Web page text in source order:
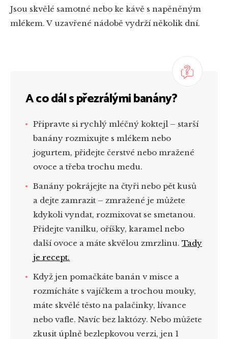
Jsou skvělé samotné nebo ke kávě s napěněným
mlékem. V uzavřené nádobě vydrží několik dní.
A co dál s přezrálými banány?
Připravte si rychlý mléčný koktejl – starší
banány rozmixujte s mlékem nebo
jogurtem, přidejte čerstvé nebo mražené
ovoce a třeba trochu medu.
Banány pokrájejte na čtyři nebo pět kusů
a dejte zamrazit – zmražené je můžete
kdykoli vyndat, rozmixovat se smetanou.
Přidejte vanilku, oříšky, karamel nebo
další ovoce a máte skvělou zmrzlinu. Tady
je recept.
Když jen pomačkáte banán v misce a
rozmícháte s vajíčkem a trochou mouky,
máte skvělé těsto na palačinky, lívance
nebo vafle. Navíc bez laktózy. Nebo můžete
zkusit úplně bezlepkovou verzi, jen 1